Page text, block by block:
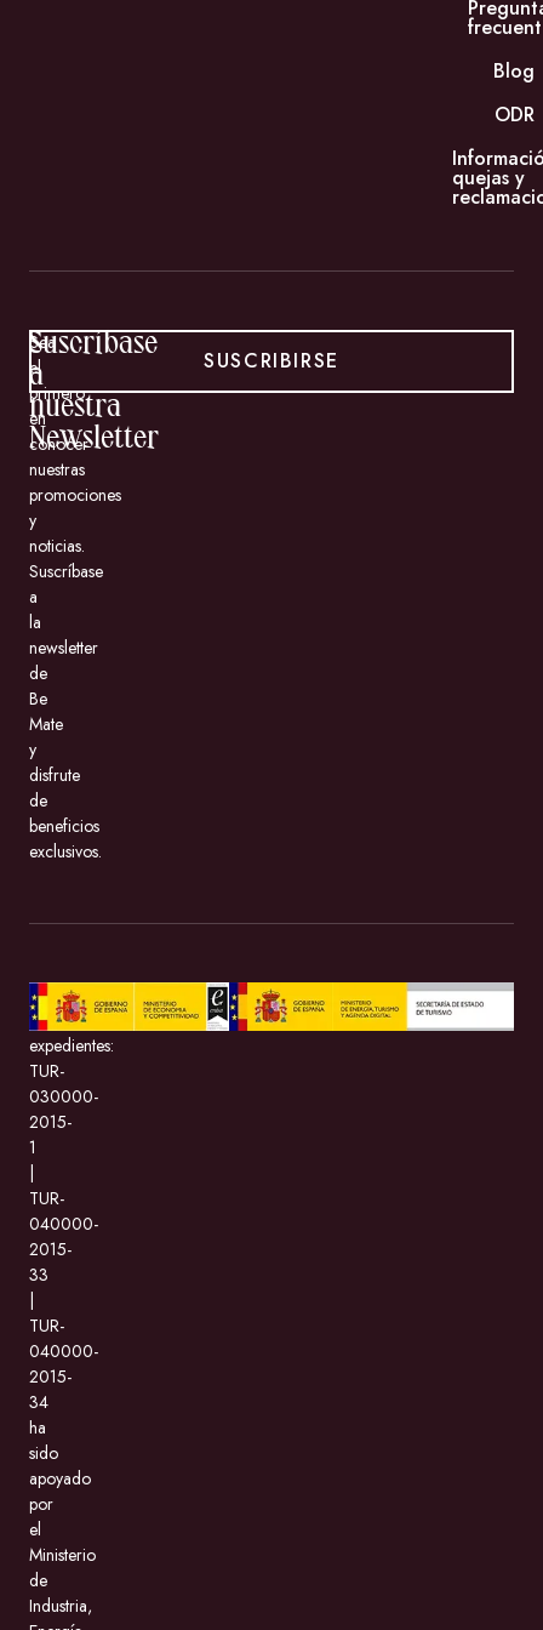
Blog
ODR
quejas y
Suscríbase
a
nuestra
Newsletter
Sea
el
primero
en
conocer
nuestras
promociones
y
noticias.
Suscríbase
a
la
newsletter
de
Be
Mate
y
disfrute
de
beneficios
exclusivos.
SUSCRIBIRSE
BeMate.com
con
expedientes:
TUR-
030000-
2015-
1
TUR-
040000-
2015-
33
TUR-
040000-
2015-
34
ha
sido
apoyado
por
el
Ministerio
de
Industria,